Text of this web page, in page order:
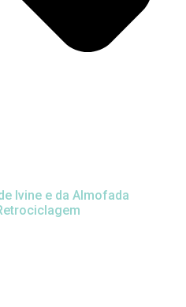
Ivine e da Almofada